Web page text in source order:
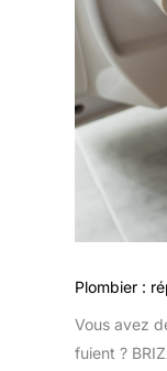
Plombier :
Vous avez
fuient ?